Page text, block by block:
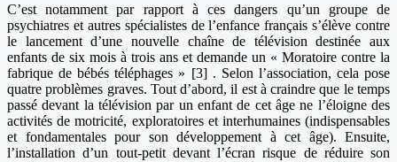
C’est notamment par rapport à ces dangers qu’un groupe de
psychiatres et autres spécialistes de l’enfance français s’élève contre
le lancement d’une nouvelle chaîne de télévision destinée aux
enfants de six mois à trois ans et demande un « Moratoire contre la
fabrique de bébés téléphages » [3] . Selon l’association, cela pose
quatre problèmes graves. Tout d’abord, il est à craindre que le temps
passé devant la télévision par un enfant de cet âge ne l’éloigne des
activités de motricité, exploratoires et interhumaines (indispensables
et fondamentales pour son développement à cet âge). Ensuite,
l’installation d’un tout-petit devant l’écran risque de réduire son